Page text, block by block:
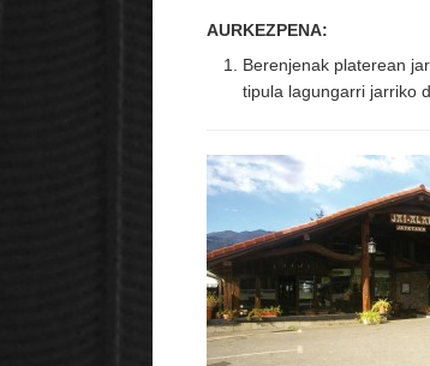
AURKEZPENA:
Berenjenak platerean
tipula lagungarri jarriko